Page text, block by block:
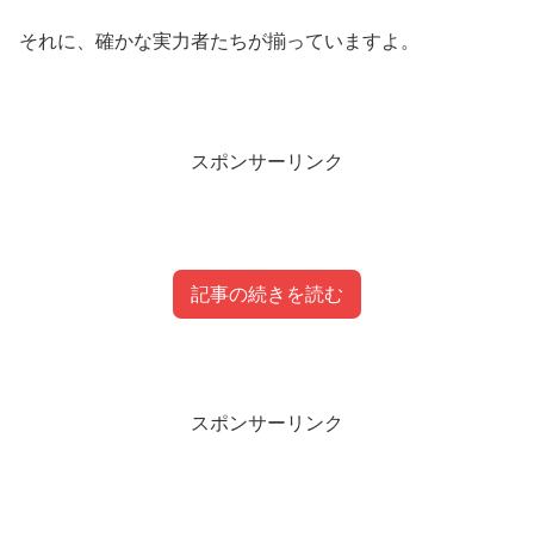
それに、確かな実力者たちが揃っていますよ。
スポンサーリンク
記事の続きを読む
スポンサーリンク